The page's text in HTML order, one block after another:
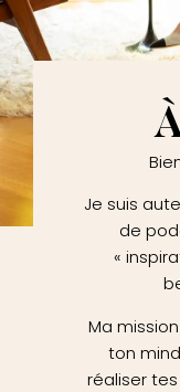
Je suis
de
«
Ma
ton
réaliser